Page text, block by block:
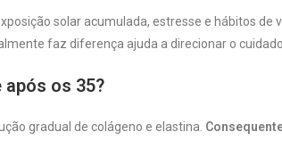
solar acumulada, estresse e hábitos
faz diferença ajuda a direcionar o
após os 35?
gradual de colágeno e elastina.